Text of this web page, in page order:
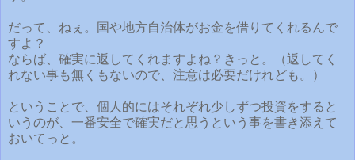
だって、ねぇ。国や地方自治体がお金を借りてくれるんで
すよ？
ならば、確実に返してくれますよね？きっと。（返してく
れない事も無くもないので、注意は必要だけれども。）
ということで、個人的にはそれぞれ少しずつ投資をすると
いうのが、一番安全で確実だと思うという事を書き添えて
おいてっと。